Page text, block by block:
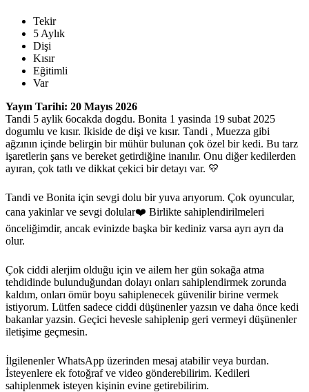
Tekir
5 Aylık
Dişi
Kısır
Eğitimli
Var
Yayın Tarihi: 20 Mayıs 2026
Tandi 5 aylik 6ocakda dogdu. Bonita 1 yasinda 19 subat 2025
dogumlu ve kısır. Ikiside de dişi ve kısır. Tandi , Muezza gibi
ağzının içinde belirgin bir mühür bulunan çok özel bir kedi. Bu tarz
işaretlerin şans ve bereket getirdiğine inanılır. Onu diğer kedilerden
ayıran, çok tatlı ve dikkat çekici bir detayı var. 💛
Tandi ve Bonita için sevgi dolu bir yuva arıyorum. Çok oyuncular,
cana yakinlar ve sevgi dolular❤️ Birlikte sahiplendirilmeleri
önceliğimdir, ancak evinizde başka bir kediniz varsa ayrı ayrı da
olur.
Çok ciddi alerjim olduğu için ve ailem her gün sokağa atma
tehdidinde bulunduğundan dolayı onları sahiplendirmek zorunda
kaldım, onları ömür boyu sahiplenecek güvenilir birine vermek
istiyorum. Lütfen sadece ciddi düşünenler yazsın ve daha önce kedi
bakanlar yazsin. Geçici hevesle sahiplenip geri vermeyi düşünenler
iletişime geçmesin.
İlgilenenler WhatsApp üzerinden mesaj atabilir veya burdan.
İsteyenlere ek fotoğraf ve video gönderebilirim. Kedileri
sahiplenmek isteyen kişinin evine getirebilirim.